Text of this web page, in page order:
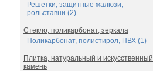
Решетки, защитные жалюзи,
рольставни (2)
Стекло, поликарбонат, зеркала
Поликарбонат, полистирол, ПВХ (1)
Плитка, натуральный и искусственный
камень